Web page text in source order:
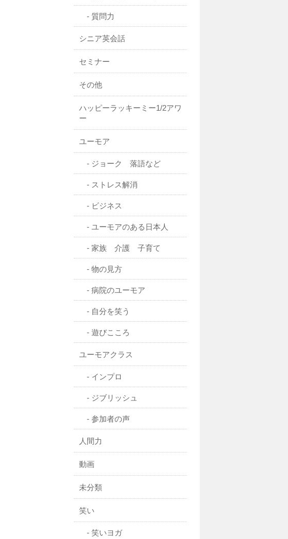
質問力
シニア英会話
セミナー
その他
ハッピーラッキーミー1/2アワ
ー
ユーモア
ジョーク 落語など
ストレス解消
ビジネス
ユーモアのある日本人
家族 介護 子育て
物の見方
病院のユーモア
自分を笑う
遊びこころ
ユーモアクラス
インプロ
ジブリッシュ
参加者の声
人間力
動画
未分類
笑い
笑いヨガ